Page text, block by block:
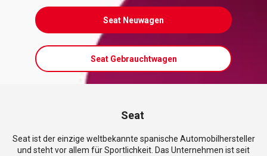
Seat Neuwagen
Seat Gebrauchtwagen
Seat
Seat ist der einzige weltbekannte spanische Automobilhersteller
und steht vor allem für Sportlichkeit. Das Unternehmen ist seit